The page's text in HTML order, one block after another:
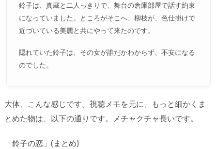
鈴子は、真蔵と二人っきりで、舞台の倉庫部屋で話す約束
になっていました。ところがそこへ、柳枝が、色仕掛けで
近づいている美麗と共にやって来たのです。
隠れていた鈴子は、その女が誰だかわからず、不安になる
のでした。
大体、こんな感じです。視聴メモを元に、もっと細かくま
とめた物は、以下の通りです。メチャクチャ長いです。
「鈴子の恋」(まとめ)